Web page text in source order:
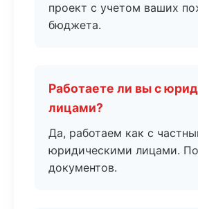
проект с учетом ваших
бюджета.
Работаете ли вы с
лицами?
Да, работаем как с
юридическими лицами.
документов.